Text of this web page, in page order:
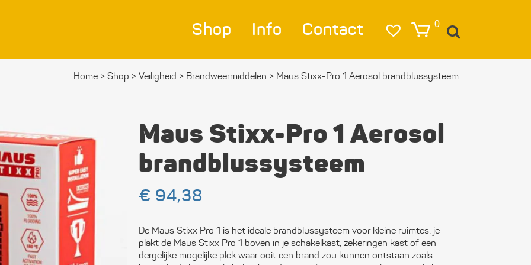
0
Shop
Verlichting
Afmeren & Ankeren
materialen
Elektra en
Info Contact
Home > Shop > Veiligheid > Brand­weer­middelen > Maus Stixx-Pro 1 Aerosol brandblussysteem
Maus Stixx-Pro 1 Aerosol
brandblussysteem
€ 94,38
De Maus Stixx Pro 1 is het ideale brandblussysteem voor kleine ruimtes: je
plakt de Maus Stixx Pro 1 boven in je schakelkast, zekeringen kast of een
dergelijke mogelijke plek waar ooit een brand zou kunnen ontstaan zoals